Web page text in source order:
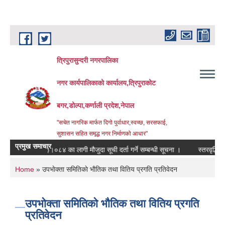
Skip to main content
त्रिपुरासुन्दरी नगरपालिका
नगर कार्यपालिकाको कार्यालय,त्रिपुराकोट
बगर,डोल्पा,कर्णाली प्रदेश,नेपाल
"सचेत नागरिक मार्फत दिगो पुर्वाधार,स्वच्छ, सरसफाई,
सुशासन सहित समृद्ध नगर निर्माणको आधार"
प्रमुख समाचार
आ.ब. २०८३।०८४ का लागी मौजुदा सूची दर्ता गर्ने सम्बन्धी सूचना । स्तरवृद्धि
You are here
Home » उपभाेक्ता समितिकाे भाैतिक तथा वितिय प्रगति प्रतिवेदन
उपभाेक्ता समितिकाे भाैतिक तथा वितिय प्रगति
प्रतिवेदन